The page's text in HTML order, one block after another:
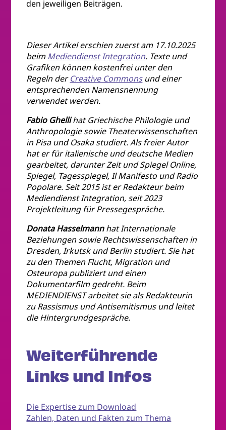
den jeweiligen Beiträgen.
Dieser Artikel erschien zuerst am 17.10.2025
beimMediendienst Integration. Texte und
Grafiken können kostenfrei unter den
Regeln derCreative Commonsund einer
entsprechenden Namensnennung
verwendet werden.
Fabio Ghellihat Griechische Philologie und
Anthropologie sowie Theaterwissenschaften
in Pisa und Osaka studiert. Als freier Autor
hat er für italienische und deutsche Medien
gearbeitet, darunter Zeit und Spiegel Online,
Spiegel, Tagesspiegel, Il Manifesto und Radio
Popolare. Seit 2015 ist er Redakteur beim
Mediendienst Integration, seit 2023
Projektleitung für Pressegespräche.
Donata Hasselmannhat Internationale
Beziehungen sowie Rechtswissenschaften in
Dresden, Irkutsk und Berlin studiert. Sie hat
zu den Themen Flucht, Migration und
Osteuropa publiziert und einen
Dokumentarfilm gedreht. Beim
MEDIENDIENST arbeitet sie als Redakteurin
zu Rassismus und Antisemitismus und leitet
die Hintergrundgespräche.
Weiterführende
Links und Infos
Die Expertise zum Download
Zahlen, Daten und Fakten zum Thema